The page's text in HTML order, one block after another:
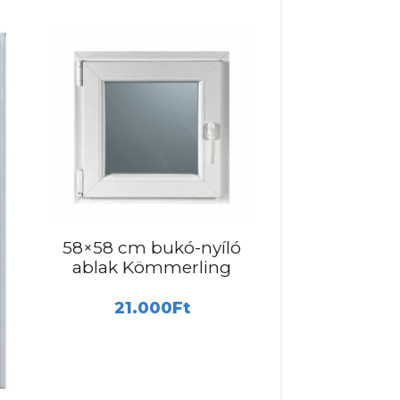
58×58 cm bukó-nyíló
ablak Kömmerling
21.000Ft
terméknek
változatok
termékoldalon
választhatók